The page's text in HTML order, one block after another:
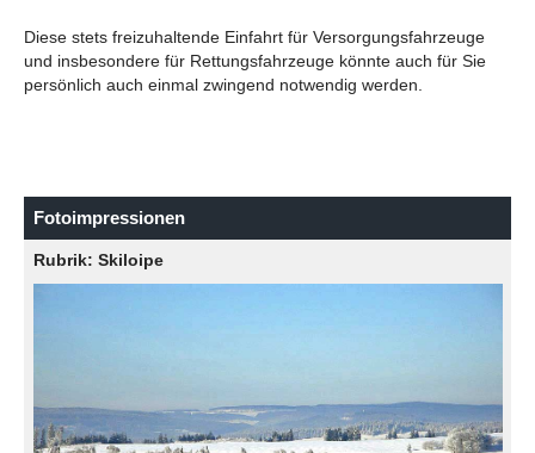
Diese stets freizuhaltende Einfahrt für Versorgungsfahrzeuge
und insbesondere für Rettungsfahrzeuge könnte auch für Sie
persönlich auch einmal zwingend notwendig werden.
Fotoimpressionen
Rubrik: Skiloipe